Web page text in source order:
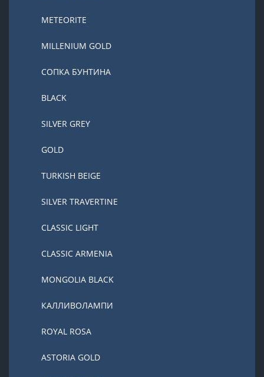
METEORITE
MILLENIUM GOLD
СОПКА БУНТИНА
BLACK
SILVER GREY
GOLD
TURKISH BEIGE
SILVER TRAVERTINE
CLASSIC LIGHT
CLASSIC ARMENIA
MONGOLIA BLACK
КАЛЛИВОЛАМПИ
ROYAL ROSA
ASTORIA GOLD